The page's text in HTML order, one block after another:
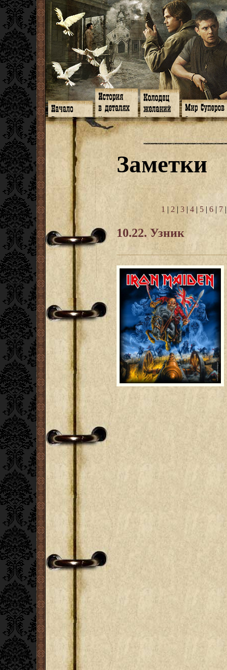
Главная
Программа
Форум
Facebook
Гостевая
Книги
Галереи
Музыка
Видео
Субтитры
Заметки
Мысли
Откровение
Арт-кафе
Игромания
Фанфики
Фанарт
Анекдоты
Передоз
Страшилки
Знакомство
Обитатели
Семейное
Дневник
СИЗО
Суперы от и
Заметки
1 | 2 | 3 | 4 | 5 | 6 | 7
10.22. Узник